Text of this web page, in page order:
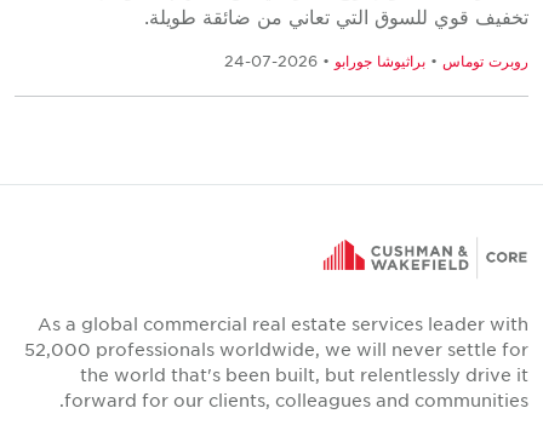
تخفيف قوي للسوق التي تعاني من ضائقة طويلة.
روبرت توماس • براثيوشا جورابو • 2026-07-24
As a global commercial real estate services leader with
52,000 professionals worldwide, we will never settle for
the world that's been built, but relentlessly drive it
forward for our clients, colleagues and communities.